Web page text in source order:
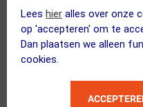
Lees hier alles over onze
op 'accepteren' om te
Dan plaatsen we alleen
cookies.
(1)
226ERS
Nitro Pro- Bietenpoeder